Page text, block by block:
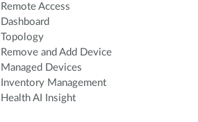
Remote Access
Dashboard
Topology
Remove and Add Device
Managed Devices
Inventory Management
Health AI Insight